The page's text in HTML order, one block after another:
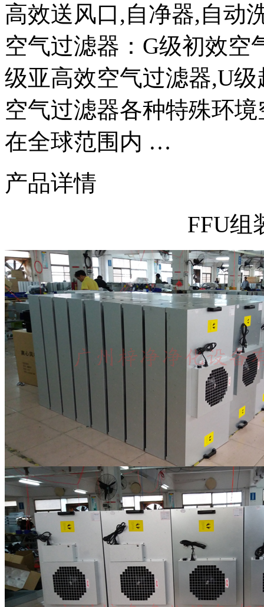
高效送风口,自净器,自动
空气过滤器：G级初效空
级亚高效空气过滤器,U
空气过滤器各种特殊环
在全球范围内 …
产品详情
FFU